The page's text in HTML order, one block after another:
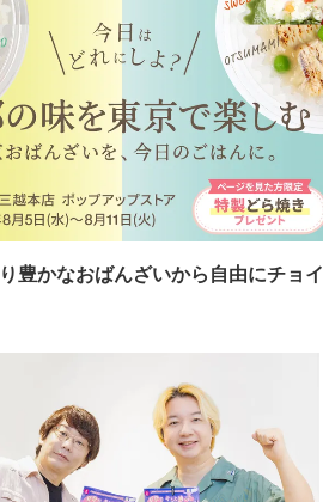
豊かなおばんざいから自由にチョイ